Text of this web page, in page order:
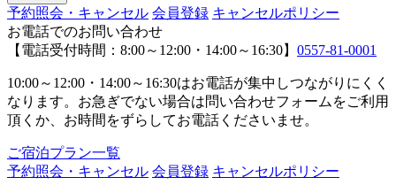
予約照会・キャンセル 会員登録 キャンセルポリシー
お電話でのお問い合わせ
【電話受付時間：8:00～12:00・14:00～16:30】 0557-81-0001
10:00～12:00・14:00～16:30はお電話が集中しつながりにくく
なります。お急ぎでない場合は問い合わせフォームをご利用
頂くか、お時間をずらしてお電話くださいませ。
ご宿泊プラン一覧
予約照会・キャンセル 会員登録 キャンセルポリシー